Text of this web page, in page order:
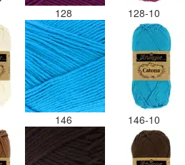
128 128-10
146 146-10